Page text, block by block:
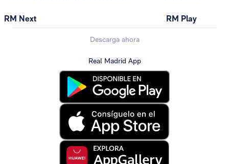
RM Next RM Play
Descarga ahora
Real Madrid App